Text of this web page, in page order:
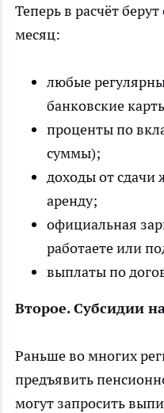
Теперь в расчёт
месяц:
любые
банковские
проценты по
суммы);
доходы от сдачи
аренду;
официальная
работаете или
выплаты по
Второе. Субсидии
Раньше во многих
предъявить
могут запросить